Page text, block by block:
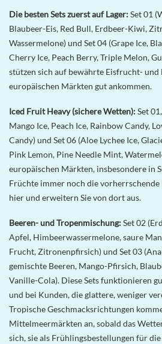
Die besten Sets zuerst auf Lager:Set 01
Blaubeer-Eis, Red Bull, Erdbeer-Kiwi,
Wassermelone) und Set 04 (Grape Ice,
Cherry Ice, Peach Berry, Triple Melon,
stützen sich auf bewährte Eisfrucht- und
europäischen Märkten gut ankommen.
Iced Fruit Heavy (sichere Wetten):Set
Mango Ice, Peach Ice, Rainbow Candy,
Candy) und Set 06 (Aloe Lychee Ice,
Pink Lemon, Pine Needle Mint,
europäischen Märkten, insbesondere in
Früchte immer noch die vorherrschende
hier und erweitern Sie von dort aus.
Beeren- und Tropenmischung:Set 02
Apfel, Himbeerwassermelone, saure
Frucht, Zitronenpfirsich) und Set 03
gemischte Beeren, Mango-Pfirsich,
Vanille-Cola). Diese Sets funktionieren
und bei Kunden, die glattere, weniger
Tropische Geschmacksrichtungen
Mittelmeermärkten an, sobald das
sich, sie als Frühlingsbestellungen für